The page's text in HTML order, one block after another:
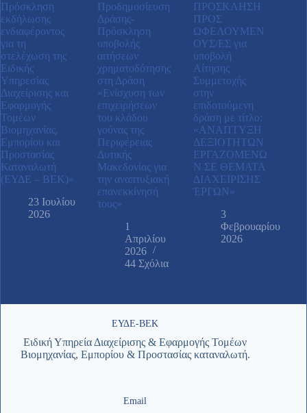
Πρόσκληση
εκδήλωσης
ενδιαφέροντος
για τη
στελέχωση της
Ειδικής
Υπηρεσίας
Διαχείρισης και
Εφαρμογής
Τομέων
Βιομηχανίας,
Εμπορίου και
Προστασίας
Καταναλωτή
(ΕΥΔΕ – ΒΕΚ)»
23 Ιουλίου
2026
Προδημοσίευση
Δράσης-
Πρόσκληση
υποβολής
αιτήσεων
χρηματοδότησης
στη Δράση
«Ενίσχυση των
επιχειρήσεων
του κλάδου
γούνας της
Περιφέρειας
Δυτικής
Μακεδονίας για
την αναπτυξιακή
επανεκκίνησή
τους»
1
Απριλίου
2026
44 Σχόλια
ΠΡΟΣΚΛΗΣΗ
ΠΡΟΣ
ΩΦΕΛΟΥΜΕΝ
ΟΥΣ/ΕΣ για
υποβολή
Αίτησης
Συμμετοχής
στην
επιδοτούμενη
δράση με τίτλο:
«ΑΝAΠΤΥΞΗ
ΔΕΞΙΟΤHΤΩΝ
ΕΡΓΑΖΟΜEΝΩ
Ν ΣΕ ΘEΜΑΤΑ
ΔΙΑΧΕIΡΙΣΗΣ
ΈΡΓΩΝ»
3
Φεβρουαρίου
2026
ΕΥΔΕ-ΒΕΚ
Ειδική Υπηρεία Διαχείρισης & Εφαρμογής Τομέων
Βιομηχανίας, Εμπορίου & Προστασίας καταναλωτή.
Email